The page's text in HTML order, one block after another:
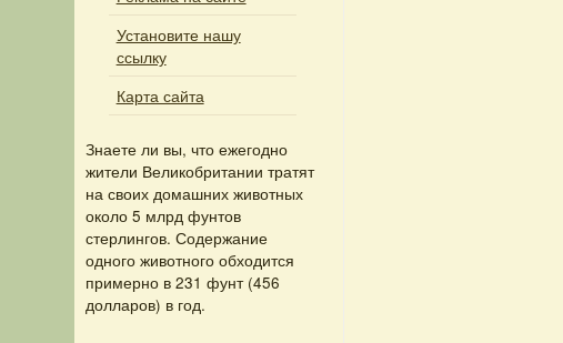
Установите нашу
ссылку
Карта сайта
Знаете ли вы, что ежегодно
жители Великобритании тратят
на своих домашних животных
около 5 млрд фунтов
стерлингов. Содержание
одного животного обходится
примерно в 231 фунт (456
долларов) в год.